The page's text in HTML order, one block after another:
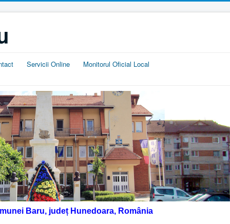
Servicii Online Monitorul Oficial Local
Baru, județ Hunedoara, România